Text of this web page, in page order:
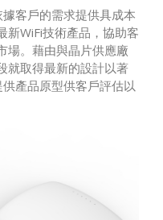
客戶的需求提供具成本
新WiFi技術產品，協助客
場。藉由與晶片供應廠
就取得最新的設計以著
產品原型供客戶評估以